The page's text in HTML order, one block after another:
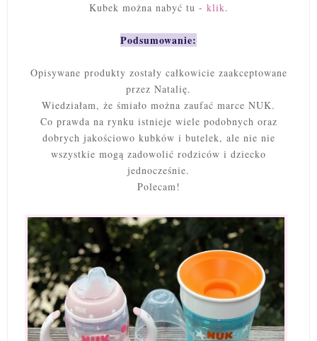
Kubek można nabyć tu - klik.
Podsumowanie:
Opisywane produkty zostały całkowicie zaakceptowane
przez Natalię.
Wiedziałam, że śmiało można zaufać marce NUK.
Co prawda na rynku istnieje wiele podobnych oraz
dobrych jakościowo kubków i butelek, ale nie nie
wszystkie mogą zadowolić rodziców i dziecko
jednocześnie.
Polecam!